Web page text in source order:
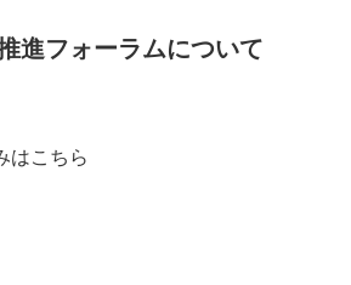
進フォーラムについて
はこちら